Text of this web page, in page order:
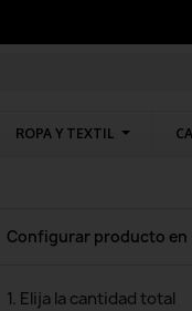
ROPA Y TEXTIL
Configurar producto en
1. Elija la cantidad total